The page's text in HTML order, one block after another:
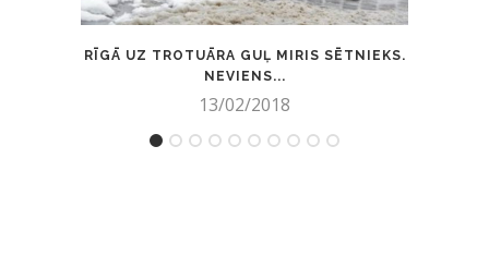
RĪGĀ UZ TROTUĀRA GUĻ MIRIS SĒTNIEKS.
NEVIENS...
13/02/2018